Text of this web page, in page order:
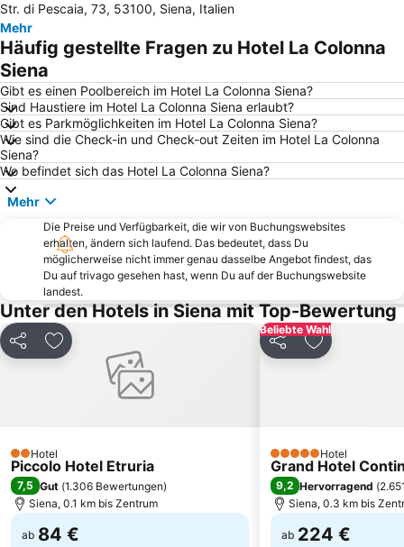
Dom von Siena
Siena Railway Station
Castello di Verrazzano
Castelnuovo dell'Abate
Klosterruine San Galgano
Historical Centre
Roccatederighi
The Mall
Grassina
Galluzzo
Piazza del Campo
Terme di Petriolo
Piazza della Cisterna
Circolo del Golf dell'Ugolino
Volterra AD 1398
Antella
Abbazia di Monte Oliveto Maggiore
Castel San Gimignano
Mercantia
Ponte A Ema
Ghizzano
Centro Storico
Terme Antica Querciolaia
Kloster Sant Anna in Camprena
Valdichiana Outlet Village
Säule des Marzocco
Borgo di Montefioralle
Ciggiano
Str. di Pescaia, 73, 53100, Siena, Italien
Mehr
Häufig gestellte Fragen zu Hotel La Colonna
Siena
Gibt es einen Poolbereich im Hotel La Colonna Siena?
Sind Haustiere im Hotel La Colonna Siena erlaubt?
Gibt es Parkmöglichkeiten im Hotel La Colonna Siena?
Wie sind die Check-in und Check-out Zeiten im Hotel La Colonna
Siena?
Wo befindet sich das Hotel La Colonna Siena?
Mehr
Die Preise und Verfügbarkeit, die wir von Buchungswebsites
erhalten, ändern sich laufend. Das bedeutet, dass Du
möglicherweise nicht immer genau dasselbe Angebot findest, das
Du auf trivago gesehen hast, wenn Du auf der Buchungswebsite
landest.
Unter den Hotels in Siena mit Top-Bewertung
Teilen Zu Favoriten hinzufügen
2 Sterne
Hotel
Piccolo Hotel Etruria
7,5 Gut (1.306 Bewertungen)
Siena, 0.1 km bis Zentrum
ab 84 €
Beliebte Wahl
Teilen Zu Favoriten
5 SterneHotel
Grand Hotel
9,2 Hervorragend (
Siena, 0.3 km bis
ab 224 €